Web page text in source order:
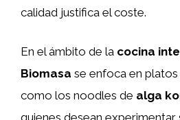
calidad justifica el coste.
En el ámbito de la cocina
Biomasa se enfoca en
como los noodles de alga
quienes desean